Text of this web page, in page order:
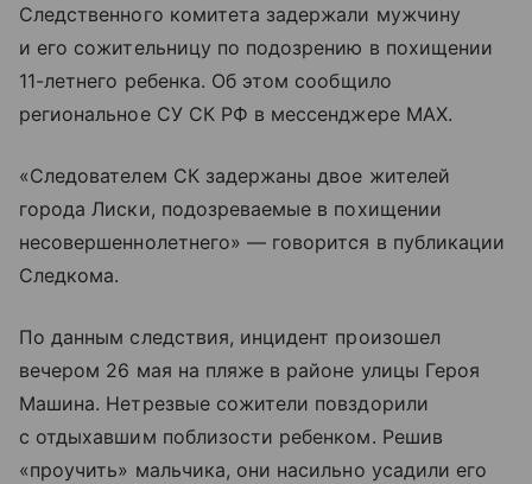
Следственного комитета задержали мужчину
и его сожительницу по подозрению в похищении
11-летнего ребенка. Об этом сообщило
региональное СУ СК РФ в мессенджере MAX.
«Следователем СК задержаны двое жителей
города Лиски, подозреваемые в похищении
несовершеннолетнего» — говорится в публикации
Следкома.
По данным следствия, инцидент произошел
вечером 26 мая на пляже в районе улицы Героя
Машина. Нетрезвые сожители повздорили
с отдыхавшим поблизости ребенком. Решив
«проучить» мальчика, они насильно усадили его